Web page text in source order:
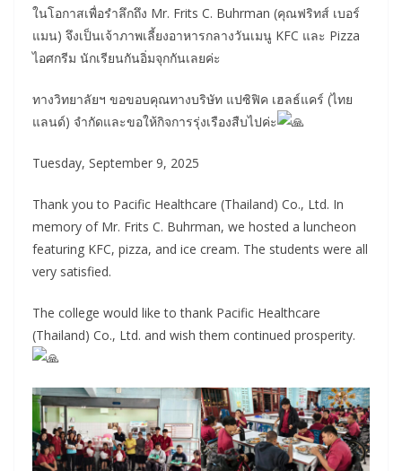
ในโอกาสเพื่อรำลึกถึง Mr. Frits C. Buhrman (คุณฟริทส์ เบอร์
แมน) จึงเป็นเจ้าภาพเลี้ยงอาหารกลางวันเมนู KFC และ Pizza
ไอศกรีม นักเรียนกันอิ่มจุกกันเลยค่ะ
ทางวิทยาลัยฯ ขอขอบคุณทางบริษัท แปซิฟิค เฮลธ์แคร์ (ไทย
แลนด์) จํากัดและขอให้กิจการรุ่งเรืองสืบไปค่ะ
Tuesday, September 9, 2025
Thank you to Pacific Healthcare (Thailand) Co., Ltd. In
memory of Mr. Frits C. Buhrman, we hosted a luncheon
featuring KFC, pizza, and ice cream. The students were all
very satisfied.
The college would like to thank Pacific Healthcare
(Thailand) Co., Ltd. and wish them continued prosperity.